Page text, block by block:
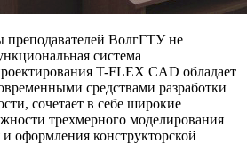
ВолгГТУ не
система
T-FLEX CAD обладает
средствами разработки
сочетает в себе широкие
трехмерного моделирования
и оформления конструкторской